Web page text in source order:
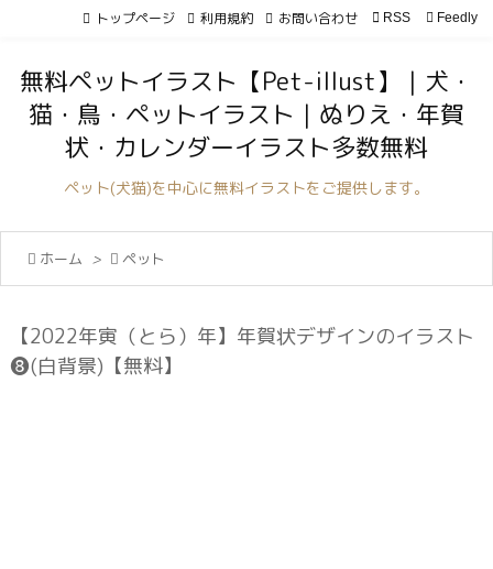


サイド

トップページ 利用規約 お問い合わせ  RSS Feedly
無料ペットイラスト【Pet-illust】｜犬・
猫・鳥・ペットイラスト｜ぬりえ・年賀
状・カレンダーイラスト多数無料
ペット(犬猫)を中心に無料イラストをご提供します。
 ホーム >  ペット
【2022年寅（とら）年】年賀状デザインのイラスト
❽(白背景)【無料】